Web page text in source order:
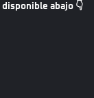
abajo 👇